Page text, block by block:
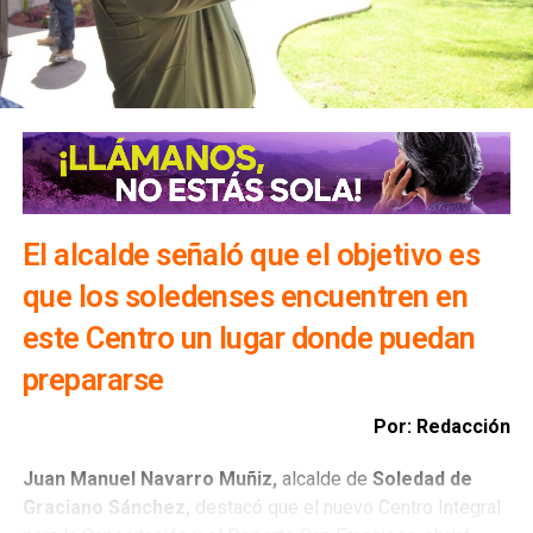
Cae en Soledad presunto ladrón de tiendas en
Soledad
NO TE PIERDAS
Soledad promueve turismo vitivinícola
El alcalde señaló que el objetivo es
que los soledenses encuentren en
este Centro un lugar donde puedan
prepararse
Por: Redacción
Juan Manuel Navarro Muñiz,alcalde de Soledad de
Graciano Sánchez, destacó que el nuevo Centro Integral